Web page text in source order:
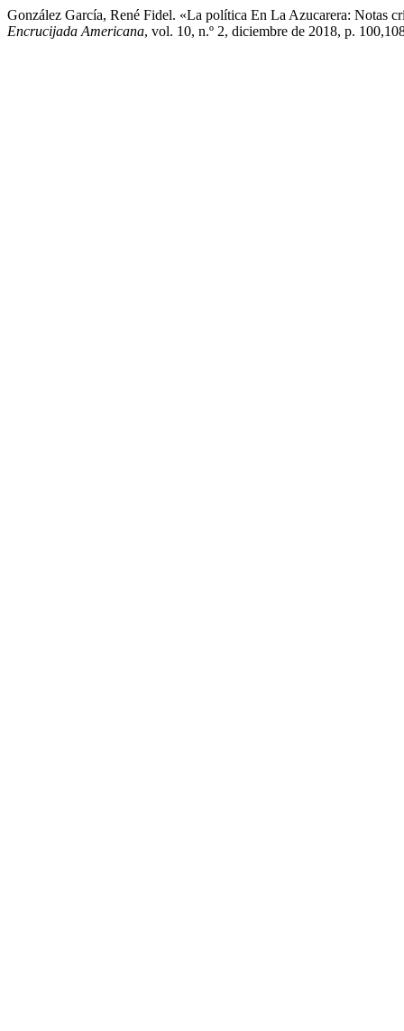
González García, René Fidel. «La política En La Azucarera: Notas
Encrucijada Americana, vol. 10, n.º 2, diciembre de 2018, p.